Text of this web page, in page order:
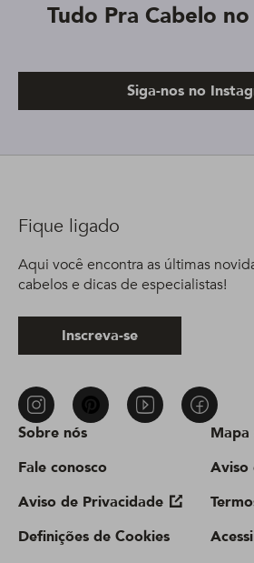
Tudo Pra Cabelo
Siga-nos no
Sobre nós
Fale conosco
Aviso de Privacidade
Definições de Cookies
Aviso
Fique ligado
Aqui você encontra as últimas
cabelos e dicas de especialistas!
Inscreva-se